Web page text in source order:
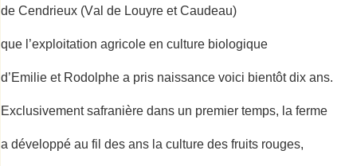
de Cendrieux (Val de Louyre et Caudeau)
que l’exploitation agricole en culture biologique
d’Emilie et Rodolphe a pris naissance voici bientôt dix ans.
Exclusivement safranière dans un premier temps, la ferme
a développé au fil des ans la culture des fruits rouges,